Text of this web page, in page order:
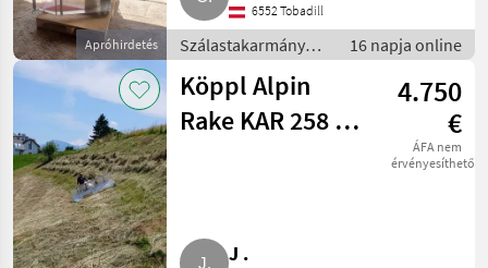
Apróhirdetés
6552 Tobadill
Szálastakarmány
betakarítók / Hegyi
gépesítés
16 napja online
Köppl Alpin
Rake KAR 258 zu
4.750
€
ÁFA nem
érvényesíthető
J .